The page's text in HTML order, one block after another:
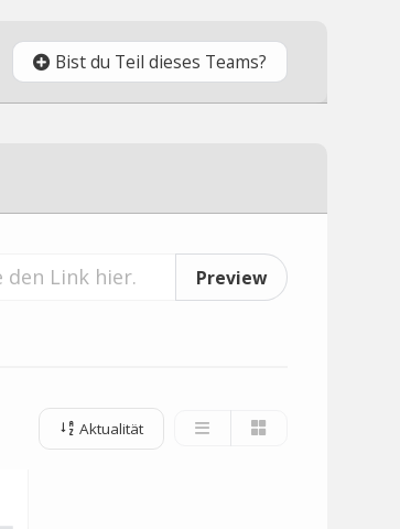
Bist du Teil dieses Teams?
Preview
Aktualität